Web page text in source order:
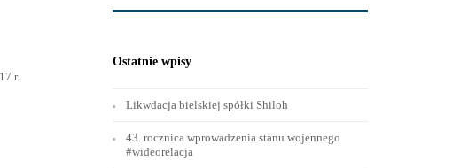
r.
Ostatnie wpisy
Likwdacja bielskiej spółki Shiloh
43. rocznica wprowadzenia stanu wojennego
#wideorelacja